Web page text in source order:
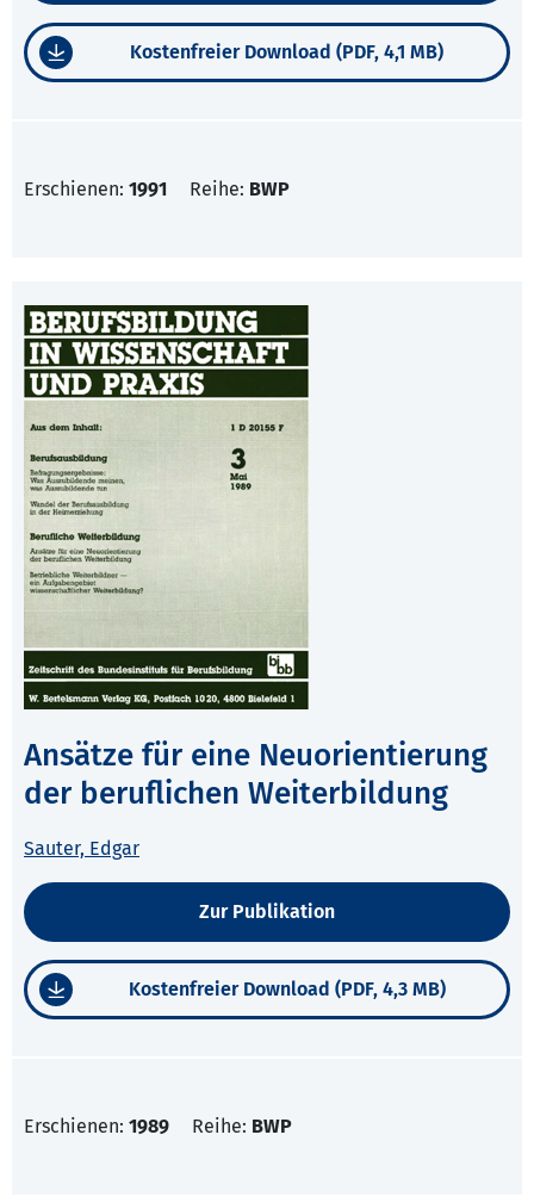
Kostenfreier Download (PDF, 4,1 MB)
Erschienen: 1991 Reihe: BWP
Ansätze für eine Neuorientierung
der beruflichen Weiterbildung
Sauter, Edgar
Zur Publikation
Kostenfreier Download (PDF, 4,3 MB)
Erschienen: 1989 Reihe: BWP